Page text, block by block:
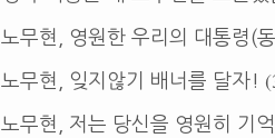
노무현, 영원한 우리의 대통령(
노무현, 잊지않기 배너를 달자!
노무현, 저는 당신을 영원히 기